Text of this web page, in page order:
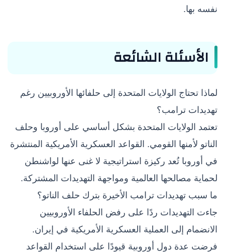
نفسه بها.
الأسئلة الشائعة
لماذا تحتاج الولايات المتحدة إلى حلفائها الأوروبيين رغم
تهديدات ترامب؟
تعتمد الولايات المتحدة بشكل أساسي على أوروبا وحلف
الناتو لأمنها القومي. القواعد العسكرية الأمريكية المنتشرة
في أوروبا تُعد ركيزة استراتيجية لا غنى عنها لواشنطن
لحماية مصالحها العالمية ومواجهة التهديدات المشتركة.
ما سبب تهديدات ترامب الأخيرة بترك حلف الناتو؟
جاءت التهديدات ردًا على رفض الحلفاء الأوروبيين
الانضمام إلى العملية العسكرية الأمريكية في إيران.
فرضت عدة دول أوروبية قيودًا على استخدام القواعد